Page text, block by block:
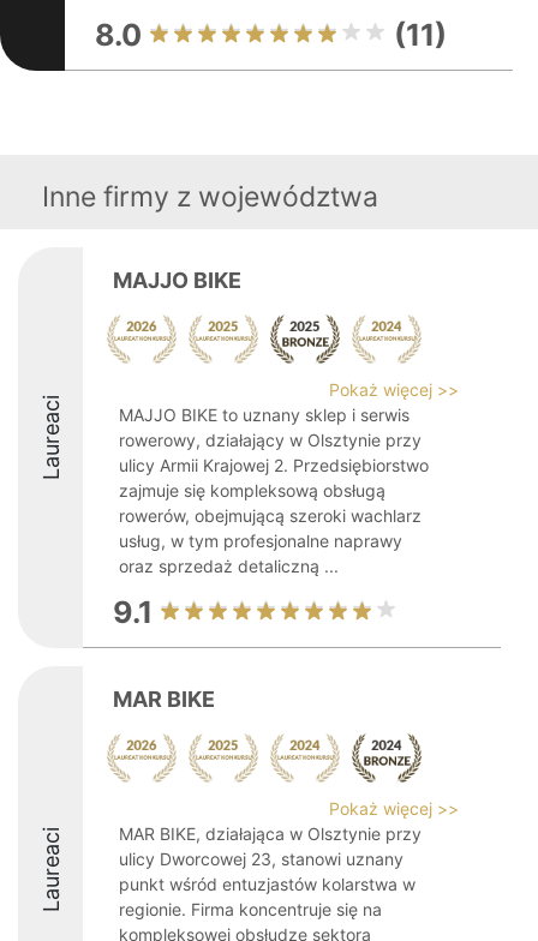
8.0 (11)
Inne firmy z województwa
Laureaci
MAJJO BIKE
Pokaż więcej >>
MAJJO BIKE to uznany sklep i serwis
rowerowy, działający w Olsztynie przy
ulicy Armii Krajowej 2. Przedsiębiorstwo
zajmuje się kompleksową obsługą
rowerów, obejmującą szeroki wachlarz
usług, w tym profesjonalne naprawy
oraz sprzedaż detaliczną ...
9.1
Laureaci
MAR BIKE
Pokaż więcej >>
MAR BIKE, działająca w Olsztynie przy
ulicy Dworcowej 23, stanowi uznany
punkt wśród entuzjastów kolarstwa w
regionie. Firma koncentruje się na
kompleksowej obsłudze sektora